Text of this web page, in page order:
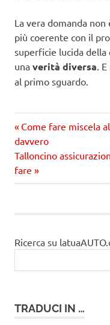
La vera domanda
più coerente con il
superficie lucida
una verità diversa .
al primo sguardo.
Navigazione
articoli
Precedente
articolo:
Come fare miscela
davvero
Prossimo
articolo
Talloncino
fare
Ricerca su
TRADUCI IN …